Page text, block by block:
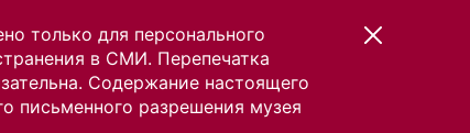
только для персонального
в СМИ. Перепечатка
Содержание настоящего
письменного разрешения музея